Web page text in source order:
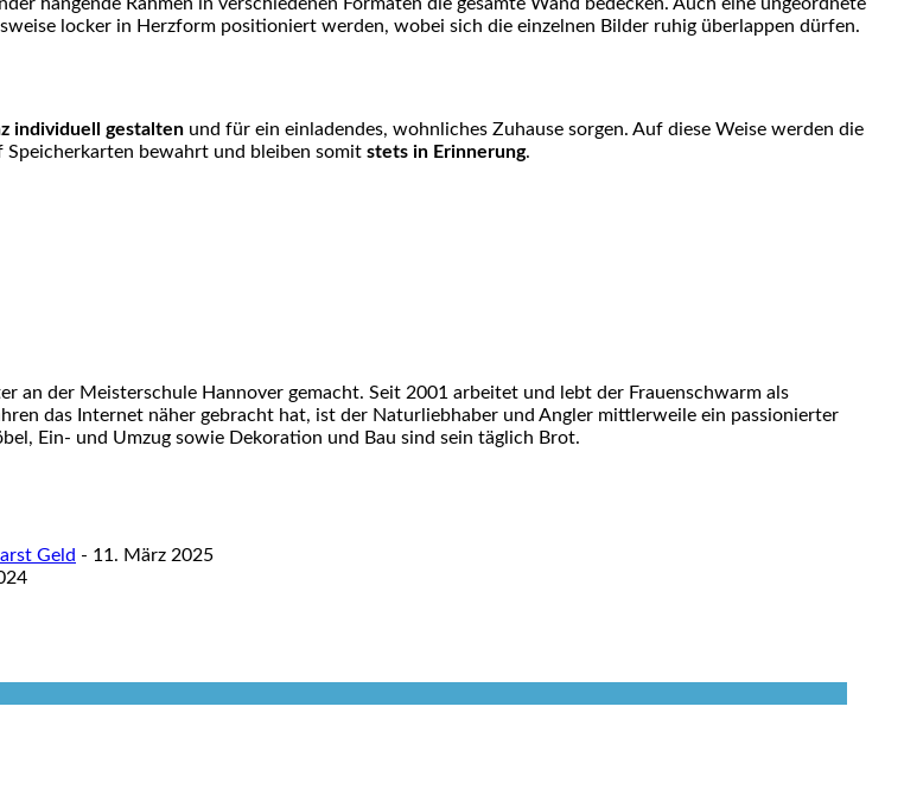
locker in Herzform positioniert werden, wobei sich die einzelnen Bilder ruhig überlappen dürfen.
individuell gestalten und für ein einladendes, wohnliches Zuhause sorgen. Auf diese Weise werden die
Speicherkarten bewahrt und bleiben somit stets in Erinnerung.
an der Meisterschule Hannover gemacht. Seit 2001 arbeitet und lebt der Frauenschwarm als
das Internet näher gebracht hat, ist der Naturliebhaber und Angler mittlerweile ein passionierter
Ein- und Umzug sowie Dekoration und Bau sind sein täglich Brot.
Geld - 11. März 2025